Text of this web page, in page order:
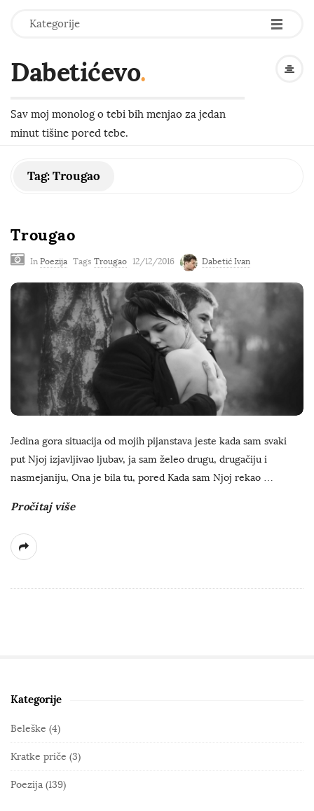
Kategorije -
-
-
Dabetićevo.
Sav moj monolog o tebi bih menjao za jedan
minut tišine pored tebe.
Tag:Trougao
Trougao
In Poezija Tags Trougao 12/12/2016 Dabetić Ivan
Jedina gora situacija od mojih pijanstava jeste kada sam svaki
put Njoj izjavljivao ljubav, ja sam želeo drugu, drugačiju i
nasmejaniju, Ona je bila tu, pored Kada sam Njoj rekao …
Pročitaj više
S
i
e
S
Kategorije
Beleške (4)
Kratke priče (3)
Poezija (139)